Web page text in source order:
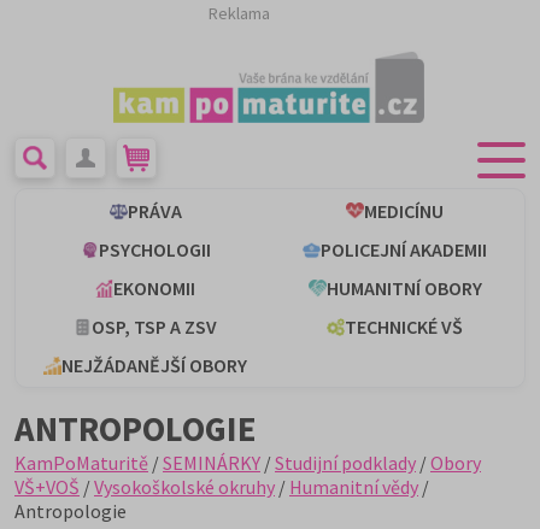
Reklama
PRÁVA
MEDICÍNU
PSYCHOLOGII
POLICEJNÍ AKADEMII
EKONOMII
HUMANITNÍ OBORY
OSP, TSP A ZSV
TECHNICKÉ VŠ
NEJŽÁDANĚJŠÍ OBORY
ANTROPOLOGIE
KamPoMaturitě /SEMINÁRKY /Studijní podklady /Obory
VŠ+VOŠ /Vysokoškolské okruhy / Humanitní vědy /
Antropologie